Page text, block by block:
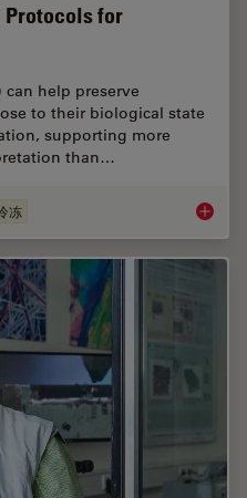
Protocols for
can help preserve
to their biological state
supporting more
than…
冻 High-